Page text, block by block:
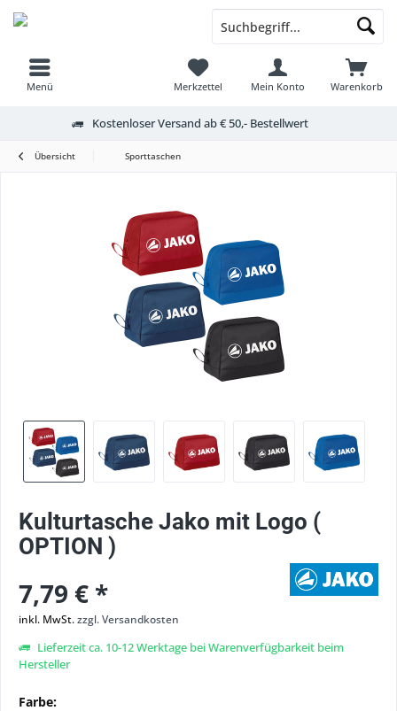
Menü Warenkorb
Merkzettel Mein Konto
Kostenloser Versand ab € 50,- Bestellwert
Übersicht Sporttaschen
Kulturtasche Jako mit Logo (
OPTION )
7,79 € *
inkl. MwSt.zzgl. Versandkosten
Lieferzeit ca. 10-12 Werktage bei Warenverfügbarkeit beim
Hersteller
Farbe: